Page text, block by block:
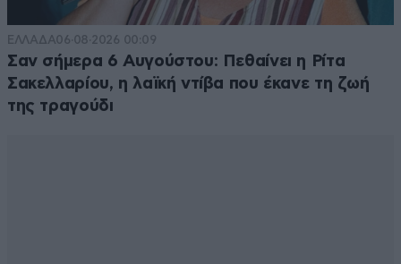
ΕΛΛΑΔΑ06·08·2026 00:09
Σαν σήμερα 6 Αυγούστου: Πεθαίνει η Ρίτα
Σακελλαρίου, η λαϊκή ντίβα που έκανε τη ζωή
της τραγούδι